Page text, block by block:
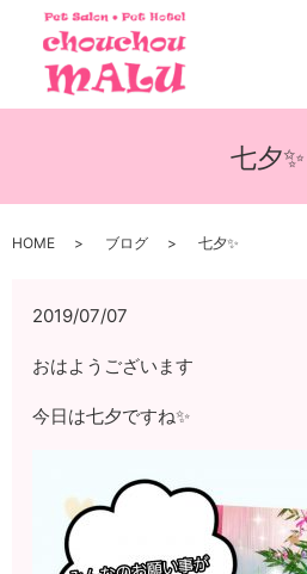
七夕✨
HOME ブログ 七夕✨
2019/07/07
おはようございます
今日は七夕ですね✨